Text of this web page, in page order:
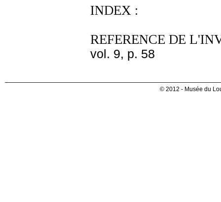
INDEX :
REFERENCE DE
vol. 9, p. 58
© 2012 - Musée du